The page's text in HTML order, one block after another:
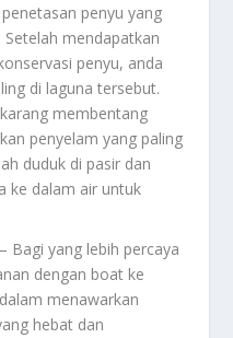
penyu yang
mendapatkan
penyu, anda
di laguna tersebut.
membentang
penyelam yang paling
duduk di pasir dan
ke dalam air untuk
Bagi yang lebih percaya
dengan boat ke
menawarkan
hebat dan